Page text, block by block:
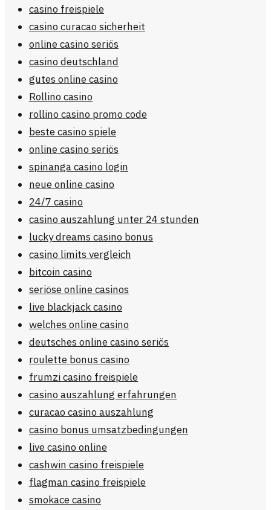
casino freispiele
casino curacao sicherheit
online casino seriös
casino deutschland
gutes online casino
Rollino casino
rollino casino promo code
beste casino spiele
online casino seriös
spinanga casino login
neue online casino
24/7 casino
casino auszahlung unter 24 stunden
lucky dreams casino bonus
casino limits vergleich
bitcoin casino
seriöse online casinos
live blackjack casino
welches online casino
deutsches online casino seriös
roulette bonus casino
frumzi casino freispiele
casino auszahlung erfahrungen
curacao casino auszahlung
casino bonus umsatzbedingungen
live casino online
cashwin casino freispiele
flagman casino freispiele
smokace casino